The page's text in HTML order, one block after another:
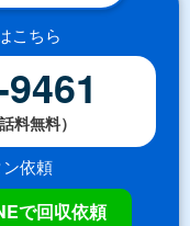
こちら
料無料）
依頼
で回収依頼